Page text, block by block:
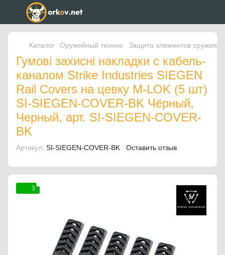
Каталог Оружейный тюнинг Защита элементов оружия
Гумові захисні накладки с кабель-
каналом Strike Industries SIEGEN
Rail Covers на цевку M-LOK (5 шт)
SI-SIEGEN-COVER-BK Чёрный,
Черный, арт. SI-SIEGEN-COVER-
BK
Артикул: SI-SIEGEN-COVER-BK Оставить отзыв
3